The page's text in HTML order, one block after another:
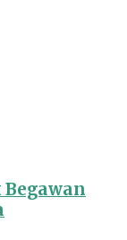
Begawan